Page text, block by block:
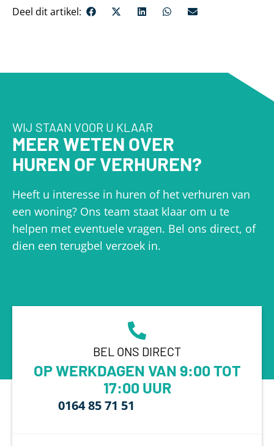
Deel dit artikel:
WIJ STAAN VOOR U KLAAR
MEER WETEN OVER
HUREN OF VERHUREN?
Heeft u interesse in huren of het verhuren van
een woning? Ons team staat klaar om u te
helpen met eventuele vragen. Bel ons direct, of
dien een terugbel verzoek in.
BEL ONS DIRECT
OP WERKDAGEN VAN 9:00 TOT
17:00 UUR
0164 85 71 51